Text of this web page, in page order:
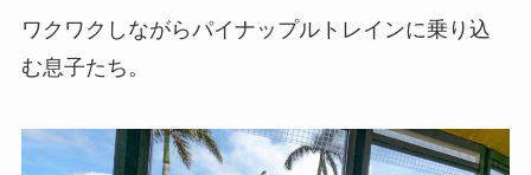
ワクワクしながらパイナップルトレインに乗り込
む息子たち。